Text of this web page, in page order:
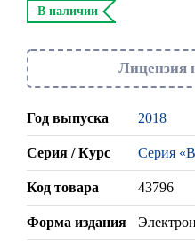
В наличии
Лицензия
Год выпуска 2018
Серия / Курс Серия
Код товара 43796
Форма издания